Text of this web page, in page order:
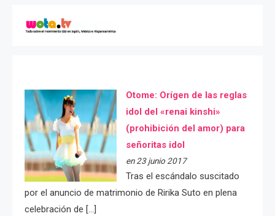
Otome: Orígen de las reglas
idol del «renai kinshi»
(prohibición del amor) para
señoritas idol
en 23 junio 2017
Tras el escándalo suscitado
por el anuncio de matrimonio de Ririka Suto en plena
celebración de […]